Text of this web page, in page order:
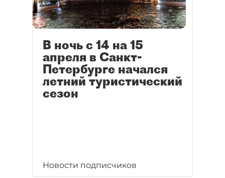
В ночь с 14 на 15
апреля в Санкт-
Петербурге начался
летний туристический
сезон
Новости подписчиков